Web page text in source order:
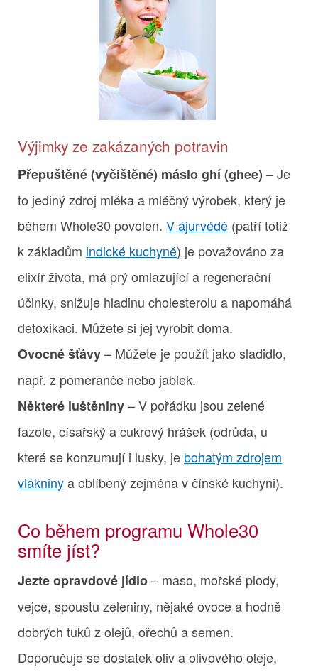
Výjimky ze zakázaných potravin
Přepuštěné (vyčištěné) máslo ghí (ghee) – Je
to jediný zdroj mléka a mléčný výrobek, který je
během Whole30 povolen. V ájurvédě (patří totiž
k základům indické kuchyně) je považováno za
elixír života, má prý omlazující a regenerační
účinky, snižuje hladinu cholesterolu a napomáhá
detoxikaci. Můžete si jej vyrobit doma.
Ovocné šťávy– Můžete je použít jako sladidlo,
např. z pomeranče nebo jablek.
Některé luštěniny– V pořádku jsou zelené
fazole, císařský a cukrový hrášek (odrůda, u
které se konzumují i lusky, je bohatým zdrojem
vlákninya oblíbený zejména v čínské kuchyni).
Co během programu Whole30
smíte jíst?
Jezte opravdové jídlo– maso, mořské plody,
vejce, spoustu zeleniny, nějaké ovoce a hodně
dobrých tuků z olejů, ořechů a semen.
Doporučuje se dostatek oliv a olivového oleje,